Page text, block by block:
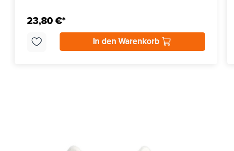
23,80 €*
In den Warenkorb